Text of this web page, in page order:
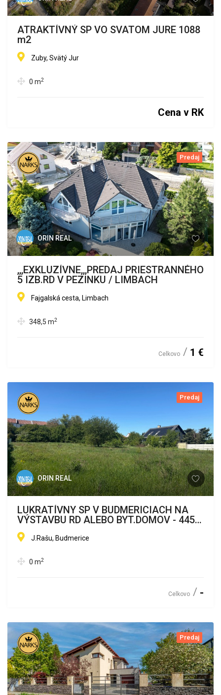
ATRAKTÍVNÝ SP VO SVATOM JURE 1088
m2
Zuby, Svätý Jur
0 m2
Cena v RK
Predaj
ORIN REAL
,,,EXKLUZÍVNE,,,PREDAJ PRIESTRANNÉHO
5 IZB.RD V PEZINKU / LIMBACH
Fajgalská cesta, Limbach
348,5 m2
Celkovo 1 €
Predaj
ORIN REAL
LUKRATÍVNY SP V BUDMERICIACH NA
VÝSTAVBU RD ALEBO BYT.DOMOV - 4459
m2
J.Rašu, Budmerice
0 m2
Celkovo -
Predaj